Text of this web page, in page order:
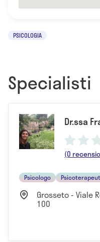
PSICOLOGIA
Specialisti
Dr.ssa
(0
Psicologo
Grosseto - Viale
100